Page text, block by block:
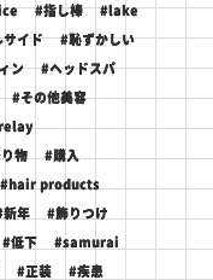
#指し棒 #lake
サイド #恥ずかしい
ン #ヘッドスパ
#その他美容
物 #購入
#hair products
新年 #飾りつけ
#低下 #samurai
#正装 #疾患